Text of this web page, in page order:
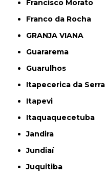
Francisco Morato
Franco da Rocha
GRANJA VIANA
Guararema
Guarulhos
Itapecerica da Serra
Itapevi
Itaquaquecetuba
Jandira
Jundiaí
Juquitiba